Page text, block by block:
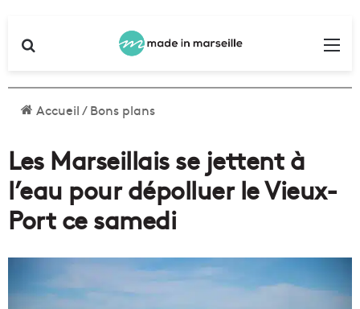
Accueil/Bons plans
Les Marseillais se jettent à
l’eau pour dépolluer le Vieux-
Port ce samedi